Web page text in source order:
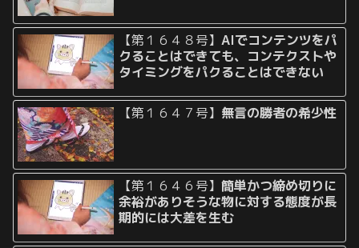
【第１６４８号】AIでコンテンツをパ
クることはできても、コンテクストや
タイミングをパクることはできない
【第１６４７号】 無言の勝者の希少性
【第１６４６号】簡単かつ締め切りに
余裕がありそうな物に対する態度が長
期的には大差を生む